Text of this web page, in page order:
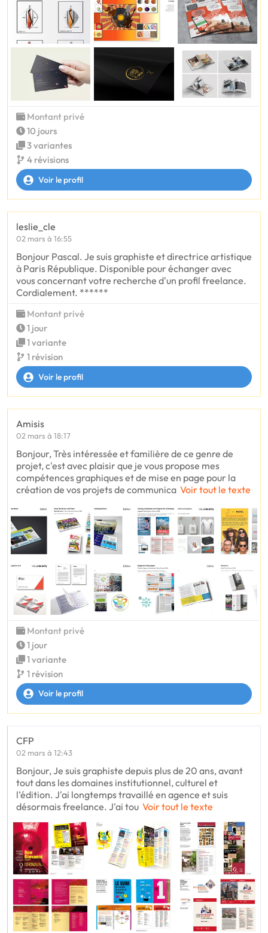
Montant privé
10 jours
3 variantes
4 révisions
Voir le profil
leslie_cle
02 mars à 16:55
Bonjour Pascal. Je suis graphiste et directrice artistique
à Paris République. Disponible pour échanger avec
vous concernant votre recherche d'un profil freelance.
Cordialement. ******
Montant privé
1 jour
1 variante
1 révision
Voir le profil
Amisis
02 mars à 18:17
Bonjour, Très intéressée et familière de ce genre de
projet, c'est avec plaisir que je vous propose mes
compétences graphiques et de mise en page pour la
création de vos projets de communica Voir tout le texte
Montant privé
1 jour
1 variante
1 révision
Voir le profil
CFP
02 mars à 12:43
Bonjour, Je suis graphiste depuis plus de 20 ans, avant
tout dans les domaines institutionnel, culturel et
l’édition. J'ai longtemps travaillé en agence et suis
désormais freelance. J'ai tou Voir tout le texte